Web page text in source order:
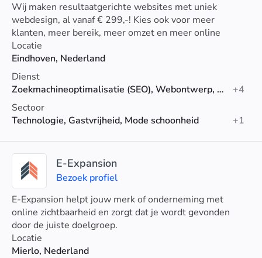
Wij maken resultaatgerichte websites met uniek
webdesign, al vanaf € 299,-! Kies ook voor meer
klanten, meer bereik, meer omzet en meer online
succes.
Locatie
Eindhoven, Nederland
Dienst
Zoekmachineoptimalisatie (SEO), Webontwerp, Digitale marketing
+4
Sectoor
Technologie, Gastvrijheid, Mode schoonheid
+1
E-Expansion
Bezoek profiel
E-Expansion helpt jouw merk of onderneming met
online zichtbaarheid en zorgt dat je wordt gevonden
door de juiste doelgroep.
Locatie
Mierlo, Nederland